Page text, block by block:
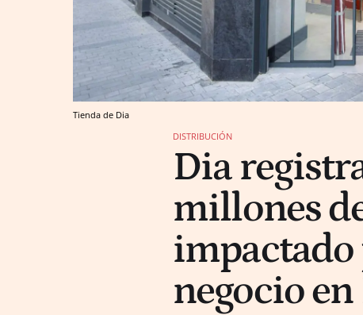
Tienda de Dia
DISTRIBUCIÓN
Dia
millones
impactado
negocio